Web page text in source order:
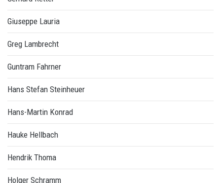
Giuseppe Lauria
Greg Lambrecht
Guntram Fahrner
Hans Stefan Steinheuer
Hans-Martin Konrad
Hauke Hellbach
Hendrik Thoma
Holger Schramm